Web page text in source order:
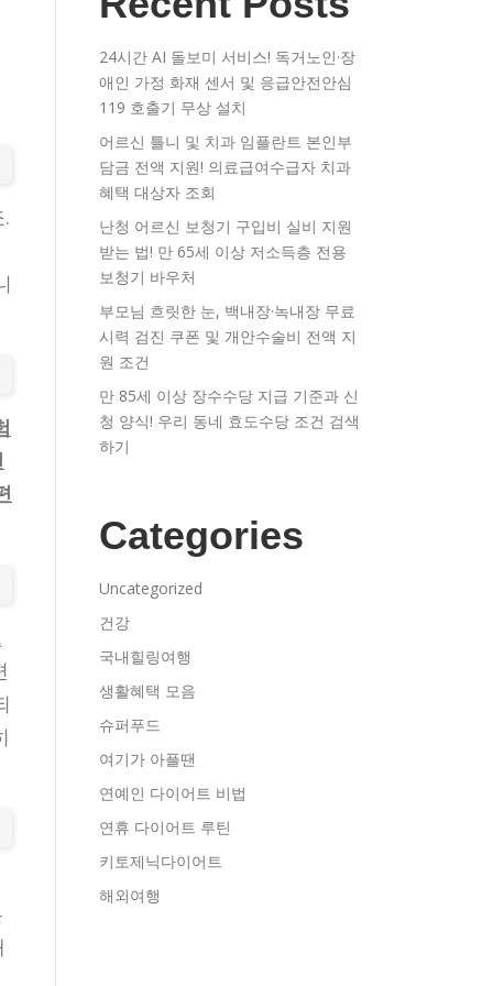
24시간 AI 돌보미 서비스! 독거노인·장
애인 가정 화재 센서 및 응급안전안심
119 호출기 무상 설치
어르신 틀니 및 치과 임플란트 본인부
담금 전액 지원! 의료급여수급자 치과
혜택 대상자 조회
난청 어르신 보청기 구입비 실비 지원
받는 법! 만 65세 이상 저소득층 전용
보청기 바우처
부모님 흐릿한 눈, 백내장·녹내장 무료
시력 검진 쿠폰 및 개안수술비 전액 지
원 조건
만 85세 이상 장수수당 지급 기준과 신
청 양식! 우리 동네 효도수당 조건 검색
하기
Categories
Uncategorized
건강
국내힐링여행
생활혜택 모음
슈퍼푸드
여기가 아플땐
연예인 다이어트 비법
연휴 다이어트 루틴
키토제닉다이어트
해외여행